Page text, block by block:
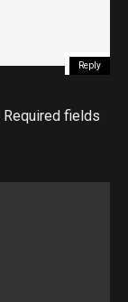
Reply
Required fields